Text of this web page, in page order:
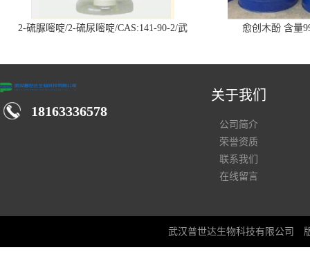
2-硫脲嘧啶/2-硫尿嘧啶/CAS:141-90-2/武
愈创木酚 含量
18163336578
关于我们
公司简介
荣誉资质
联系我们
在线留言
武汉普世达生物科技有限公司